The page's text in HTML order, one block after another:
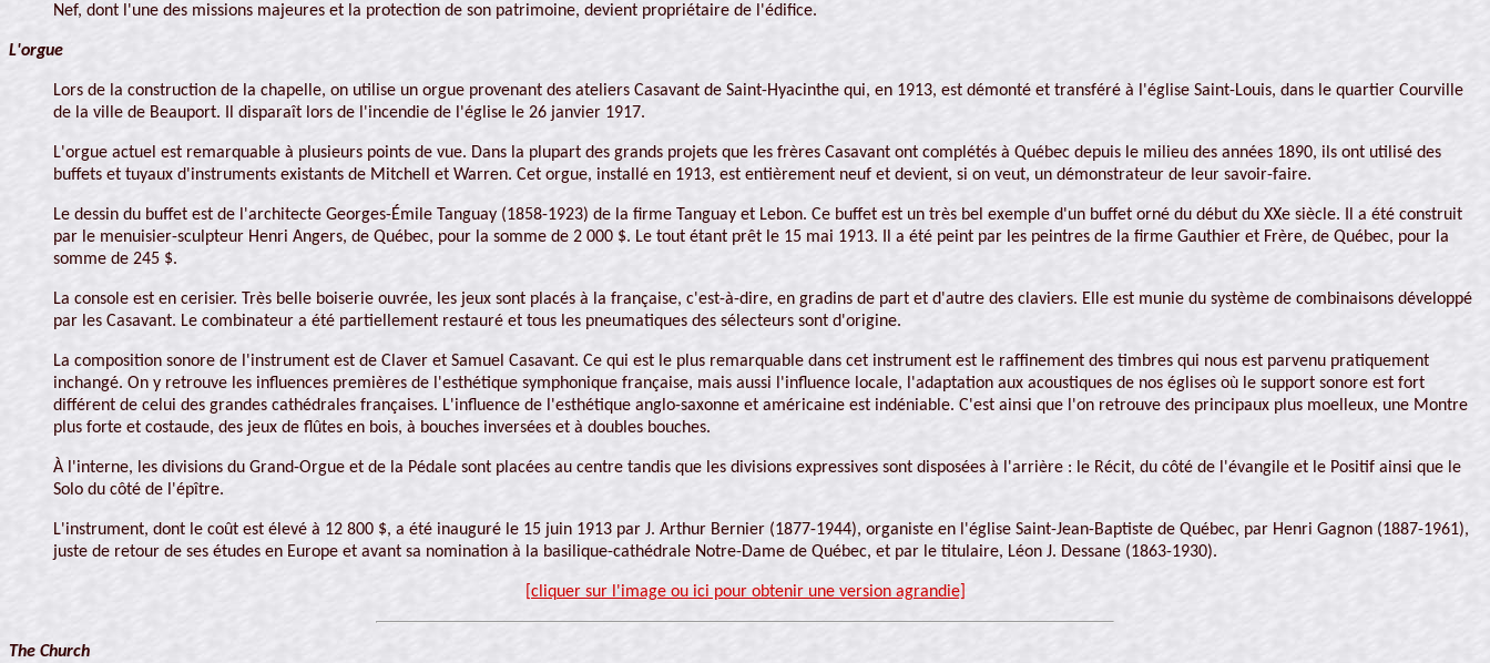
Nef, dont l'une des missions majeures et la protection de son patrimoine, devient propriétaire de l'édifice.
L'orgue
Lors de la construction de la chapelle, on utilise un orgue provenant des ateliers Casavant de Saint-Hyacinthe qui, en 1913, est démonté et transféré à l'église Saint-Louis, dans le quartier Courville
de la ville de Beauport. Il disparaît lors de l'incendie de l'église le 26 janvier 1917.
L'orgue actuel est remarquable à plusieurs points de vue. Dans la plupart des grands projets que les frères Casavant ont complétés à Québec depuis le milieu des années 1890, ils ont utilisé des
buffets et tuyaux d'instruments existants de Mitchell et Warren. Cet orgue, installé en 1913, est entièrement neuf et devient, si on veut, un démonstrateur de leur savoir-faire.
Le dessin du buffet est de l'architecte Georges-Émile Tanguay (1858-1923) de la firme Tanguay et Lebon. Ce buffet est un très bel exemple d'un buffet orné du début du XXe siècle. Il a été construit
par le menuisier-sculpteur Henri Angers, de Québec, pour la somme de 2 000 $. Le tout étant prêt le 15 mai 1913. Il a été peint par les peintres de la firme Gauthier et Frère, de Québec, pour la
somme de 245 $.
La console est en cerisier. Très belle boiserie ouvrée, les jeux sont placés à la française, c'est-à-dire, en gradins de part et d'autre des claviers. Elle est munie du système de combinaisons développé
par les Casavant. Le combinateur a été partiellement restauré et tous les pneumatiques des sélecteurs sont d'origine.
La composition sonore de l'instrument est de Claver et Samuel Casavant. Ce qui est le plus remarquable dans cet instrument est le raffinement des timbres qui nous est parvenu pratiquement
inchangé. On y retrouve les influences premières de l'esthétique symphonique française, mais aussi l'influence locale, l'adaptation aux acoustiques de nos églises où le support sonore est fort
différent de celui des grandes cathédrales françaises. L'influence de l'esthétique anglo-saxonne et américaine est indéniable. C'est ainsi que l'on retrouve des principaux plus moelleux, une Montre
plus forte et costaude, des jeux de flûtes en bois, à bouches inversées et à doubles bouches.
À l'interne, les divisions du Grand-Orgue et de la Pédale sont placées au centre tandis que les divisions expressives sont disposées à l'arrière : le Récit, du côté de l'évangile et le Positif ainsi que le
Solo du côté de l'épître.
L'instrument, dont le coût est élevé à 12 800 $, a été inauguré le 15 juin 1913 par J. Arthur Bernier (1877-1944), organiste en l'église Saint-Jean-Baptiste de Québec, par Henri Gagnon (1887-1961),
juste de retour de ses études en Europe et avant sa nomination à la basilique-cathédrale Notre-Dame de Québec, et par le titulaire, Léon J. Dessane (1863-1930).
[cliquer sur l'image ou ici pour obtenir une version agrandie]
The Church